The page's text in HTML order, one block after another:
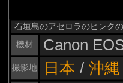
石垣島のアセロラのピンクの
機材
Canon
撮影地 日本 / 沖縄